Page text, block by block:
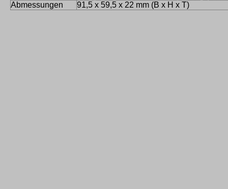
Abmessungen
91,5 x 59,5 x 22 mm (B x H x T)